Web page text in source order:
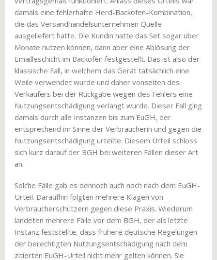
damals eine fehlerhafte Herd-Backofen-Kombination,
die das Versandhandelsunternehmen Quelle
ausgeliefert hatte. Die Kundin hatte das Set sogar über
Monate nutzen können, dann aber eine Ablösung der
Emailleschicht im Backofen festgestellt. Das ist also der
klassische Fall, in welchem das Gerät tatsächlich eine
Weile verwendet wurde und daher vonseiten des
Verkäufers bei der Rückgabe wegen des Fehlers eine
Nutzungsentschädigung verlangt wurde. Dieser Fall ging
damals durch alle Instanzen bis zum EuGH, der
entsprechend im Sinne der Verbraucherin und gegen die
Nutzungsentschädigung urteilte. Diesem Urteil schloss
sich kurz darauf der BGH bei weiteren Fällen dieser Art
an.
Solche Fälle gab es dennoch auch noch nach dem EuGH-
Urteil. Daraufhin folgten mehrere Klagen von
Verbraucherschützern gegen diese Praxis. Wiederum
landeten mehrere Fälle vor dem BGH, der als letzte
Instanz feststellte, dass frühere deutsche Regelungen
der berechtigten Nutzungsentschädigung nach dem
zitierten EuGH-Urteil nicht mehr gelten können. Sie